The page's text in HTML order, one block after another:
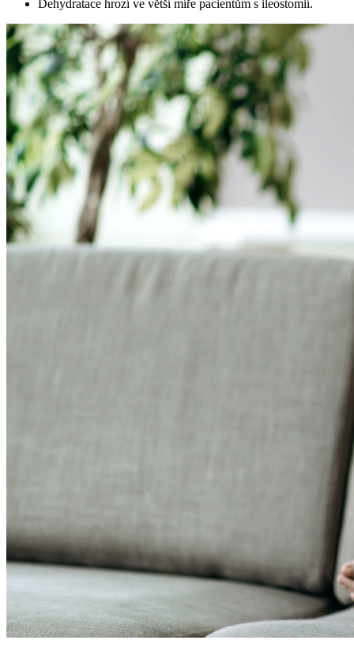
Dehydratace hrozí ve větší míře pacientům s ileostomií.